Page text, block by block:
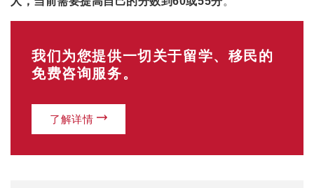
我们为您提供一切关于留学、移民的
免费咨询服务。
了解详情